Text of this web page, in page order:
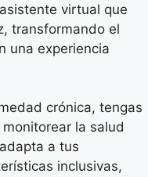
virtual que
transformando el
una experiencia
crónica, tengas
la salud
a tus
inclusivas,